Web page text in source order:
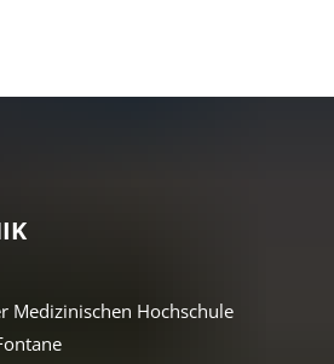
Deutsch
Medizinischen Hochschule